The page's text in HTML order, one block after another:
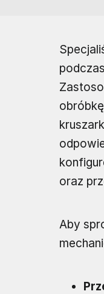
oraz
Aby